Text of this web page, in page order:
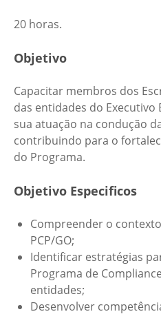
20 horas.
Objetivo
Capacitar membros dos
das entidades do
sua atuação na condução
contribuindo para o
do Programa.
Objetivo Especificos
Compreender o
PCP/GO;
Identificar estratégias
Programa de
entidades;
Desenvolver